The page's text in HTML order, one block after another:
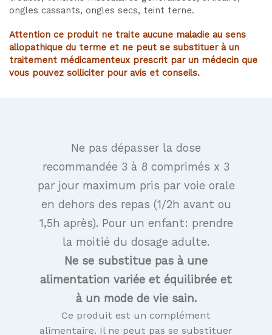
ongles cassants, ongles secs, teint terne.
Attention ce produit ne traite aucune maladie au sens
allopathique du terme et ne peut se substituer à un
traitement médicamenteux prescrit par un médecin que
vous pouvez solliciter pour avis et conseils.
Ne pas dépasser la dose
recommandée 3 à 8 comprimés x 3
par jour maximum pris par voie orale
en dehors des repas (1/2h avant ou
1,5h après). Pour un enfant: prendre
la moitié du dosage adulte.
Ne se substitue pas à une
alimentation variée et équilibrée et
à un mode de vie sain.
Ce produit est un complément
alimentaire. Il ne peut pas se substituer